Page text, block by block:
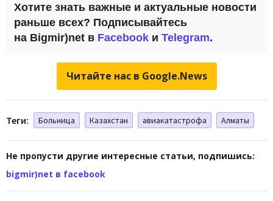
Хотите знать важные и актуальные новости
раньше всех? Подписывайтесь
на Bigmir)net в Facebook и Telegram.
Читайте нас в Google.News
Теги: Больница Казахстан авиакатастрофа Алматы
Не пропусти другие интересные статьи, подпишись:
bigmir)net в facebook